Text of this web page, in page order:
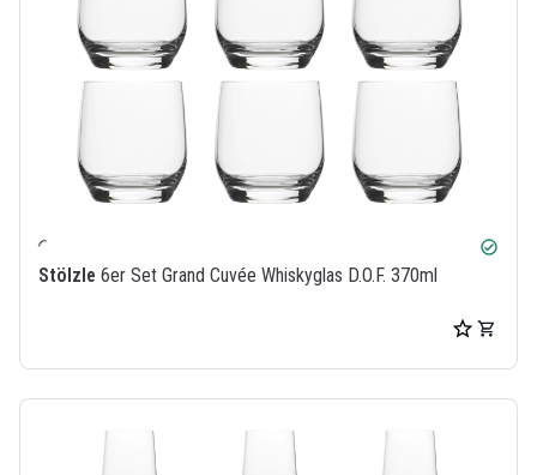
check_circle
Stölzle 6er Set Grand Cuvée Whiskyglas D.O.F. 370ml